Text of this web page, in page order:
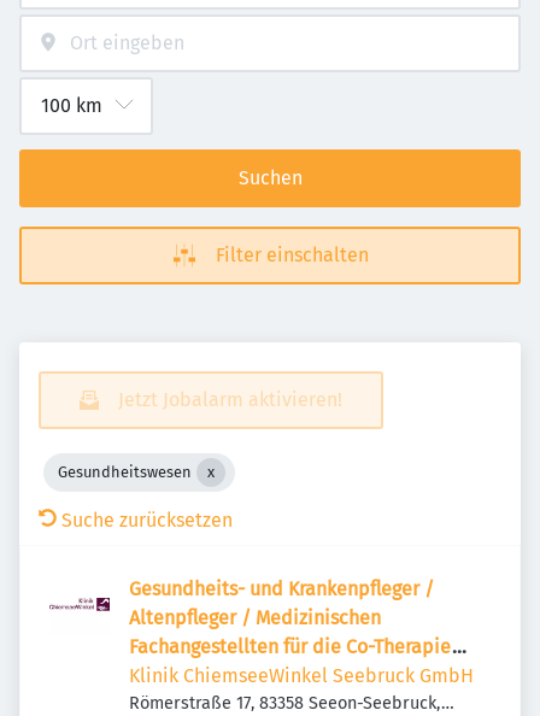
Suchen
Filter einschalten
Jetzt Jobalarm aktivieren!
Gesundheitswesen
Suche zurücksetzen
Gesundheits- und Krankenpfleger /
Altenpfleger / Medizinischen
Fachangestellten für die Co-Therapie
(m/w/d)
Klinik ChiemseeWinkel Seebruck GmbH
Römerstraße 17, 83358 Seeon-Seebruck,